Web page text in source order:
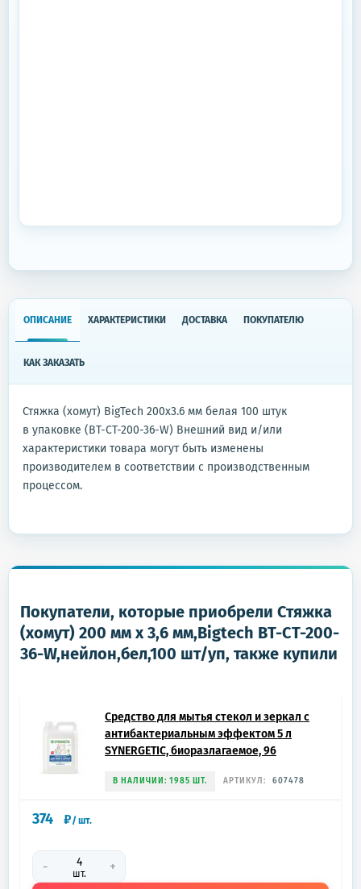
ОПИСАНИЕ ХАРАКТЕРИСТИКИ ДОСТАВКА ПОКУПАТЕЛЮ
КАК ЗАКАЗАТЬ
Стяжка (хомут) BigTech 200x3.6 мм белая 100 штук
в упаковке (BT-CT-200-36-W) Внешний вид и/или
характеристики товара могут быть изменены
производителем в соответствии с производственным
процессом.
Покупатели, которые приобрели Стяжка
(хомут) 200 мм x 3,6 мм,Bigtech BT-CT-200-
36-W,нейлон,бел,100 шт/уп, также купили
Средство для мытья стекол и зеркал с
антибактериальным эффектом 5 л
SYNERGETIC, биоразлагаемое, 96
В НАЛИЧИИ: 1985 ШТ. АРТИКУЛ: 607478
374 ₽/шт.
- шт. +